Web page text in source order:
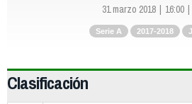
31 marzo 2018 16:00
Serie A 2017-2018
Clasificación